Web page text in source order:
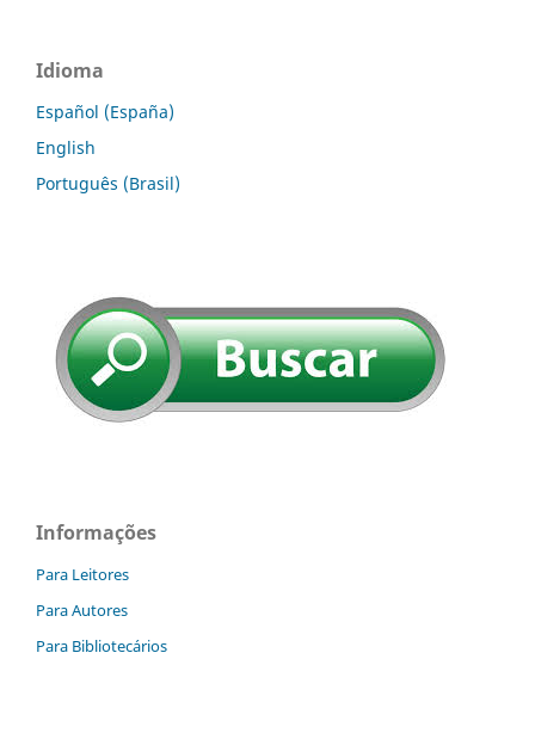
Idioma
Español (España)
English
Português (Brasil)
Informações
Para Leitores
Para Autores
Para Bibliotecários